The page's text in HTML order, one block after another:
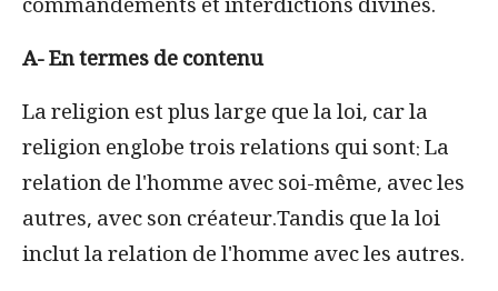
commandements et interdictions divines.
A- En termes de contenu
La religion est plus large que la loi, car la
religion englobe trois relations qui sont: La
relation de l'homme avec soi-même, avec les
autres, avec son créateur.Tandis que la loi
inclut la relation de l'homme avec les autres.